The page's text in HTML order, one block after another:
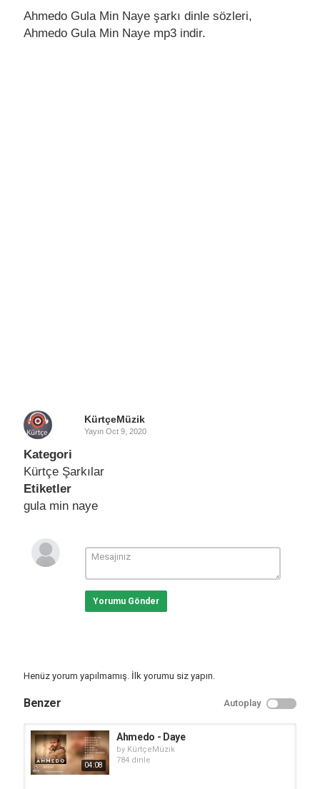
Ahmedo Gula Min Naye şarkı dinle sözleri,
Ahmedo Gula Min Naye mp3 indir.
KürtçeMüzik
Yayın Oct 9, 2020
Kategori
Kürtçe Şarkılar
Etiketler
gula min naye
Yorumu Gönder
Henüz yorum yapılmamış. İlk yorumu siz yapın.
Benzer Autoplay
04:08
Ahmedo - Daye
by KürtçeMüzik
784 dinle